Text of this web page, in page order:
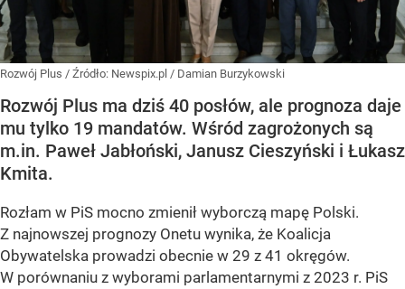
Rozwój Plus / Źródło: Newspix.pl / Damian Burzykowski
Rozwój Plus ma dziś 40 posłów, ale prognoza daje
mu tylko 19 mandatów. Wśród zagrożonych są
m.in. Paweł Jabłoński, Janusz Cieszyński i Łukasz
Kmita.
Rozłam w PiS mocno zmienił wyborczą mapę Polski.
Z najnowszej prognozy Onetu wynika, że Koalicja
Obywatelska prowadzi obecnie w 29 z 41 okręgów.
W porównaniu z wyborami parlamentarnymi z 2023 r. PiS